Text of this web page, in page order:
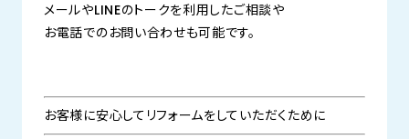
メールやLINEのトークを利用したご相談や
お電話でのお問い合わせも可能です。
お客様に安心してリフォームをしていただくために